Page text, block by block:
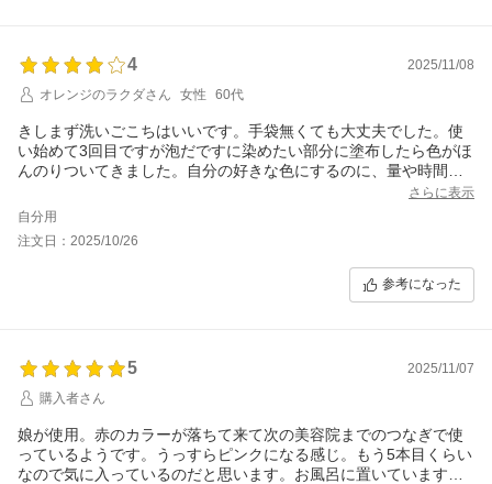
4
2025/11/08
オレンジのラクダさん
女性 60代
きしまず洗いごこちはいいです。手袋無くても大丈夫でした。使
い始めて3回目ですが泡だですに染めたい部分に塗布したら色がほ
んのりついてきました。自分の好きな色にするのに、量や時間を
さらに表示
自分用
注文日：2025/10/26
参考になった
5
2025/11/07
購入者さん
娘が使用。赤のカラーが落ちて来て次の美容院までのつなぎで使
っているようです。うっすらピンクになる感じ。もう5本目くらい
なので気に入っているのだと思います。お風呂に置いていますが